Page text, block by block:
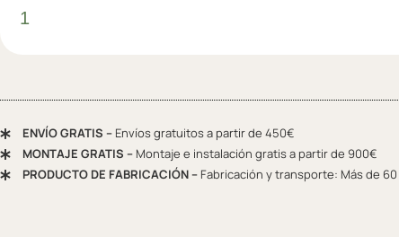
ENVÍO GRATIS – Envíos gratuitos a partir de 450€
MONTAJE GRATIS – Montaje e instalación gratis a partir de 900€
PRODUCTO DE FABRICACIÓN – Fabricación y transporte: Más de